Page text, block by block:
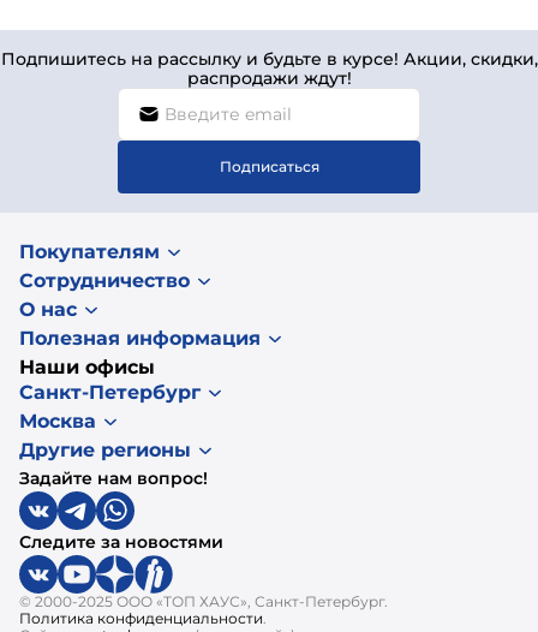
Подпишитесь на рассылку и будьте в курсе! Акции, скидки,
распродажи ждут!
Подписаться
Покупателям
Сотрудничество
О нас
Полезная информация
Наши офисы
Санкт-Петербург
Москва
Другие регионы
Задайте нам вопрос!
Следите за новостями
© 2000-2025 ООО «ТОП ХАУС», Санкт-Петербург.
Политика конфиденциальности